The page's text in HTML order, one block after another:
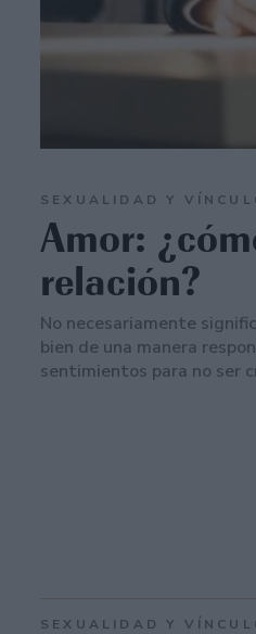
SEXUALIDAD Y
Amor:
relación?
No necesariamente
bien de una manera
sentimientos para no ser
SEXUALIDAD Y